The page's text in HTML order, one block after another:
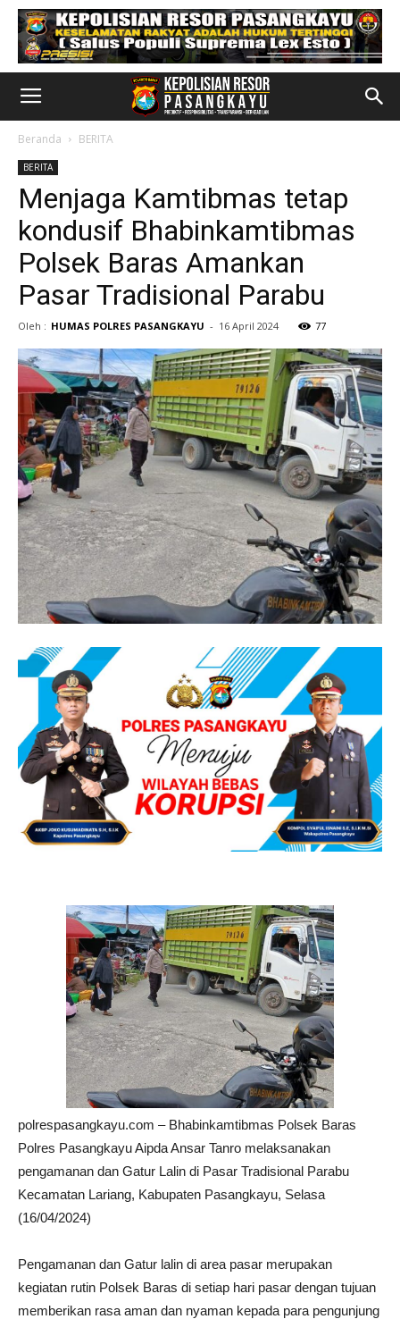
Beranda BERITA
BERITA
Menjaga Kamtibmas tetap
kondusif Bhabinkamtibmas
Polsek Baras Amankan
Pasar Tradisional Parabu
Oleh : HUMAS POLRES PASANGKAYU - 16 April 2024 77
polrespasangkayu.com – Bhabinkamtibmas Polsek Baras
Polres Pasangkayu Aipda Ansar Tanro melaksanakan
pengamanan dan Gatur Lalin di Pasar Tradisional Parabu
Kecamatan Lariang, Kabupaten Pasangkayu, Selasa
(16/04/2024)
Pengamanan dan Gatur lalin di area pasar merupakan
kegiatan rutin Polsek Baras di setiap hari pasar dengan tujuan
memberikan rasa aman dan nyaman kepada para pengunjung